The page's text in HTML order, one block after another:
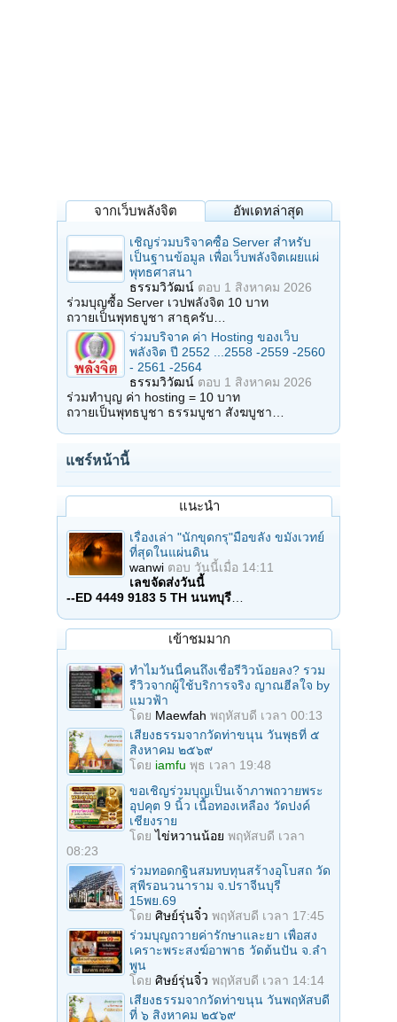
จากเว็บพลังจิต อัพเดทล่าสุด
เชิญร่วมบริจาคซื้อ Server สำหรับ
เป็นฐานข้อมูล เพื่อเว็บพลังจิตเผยแผ่
พุทธศาสนา
ธรรมวิวัฒน์ ตอบ 1 สิงหาคม 2026
ร่วมบุญซื้อ Server เวปพลังจิต 10 บาท
ถวายเป็นพุทธบูชา สาธุครับ…
ร่วมบริจาค ค่า Hosting ของเว็บ
พลังจิต ปี 2552 ...2558 -2559 -2560
- 2561 -2564
ธรรมวิวัฒน์ ตอบ 1 สิงหาคม 2026
ร่วมทำบุญ ค่า hosting = 10 บาท
ถวายเป็นพุทธบูชา ธรรมบูชา สังฆบูชา…
แชร์หน้านี้
แนะนำ
เรื่องเล่า "นักขุดกรุ"มือขลัง ขมังเวทย์
ที่สุดในแผ่นดิน
wanwi ตอบ วันนี้เมื่อ 14:11
เลขจัดส่งวันนี้
--ED 4449 9183 5 TH นนทบุรี
เข้าชมมาก
ทำไมวันนี้คนถึงเชื่อรีวิวน้อยลง? รวม
รีวิวจากผู้ใช้บริการจริง ญาณฮีลใจ by
แมวฟ้า
โดย Maewfah พฤหัสบดี เวลา 00:13
เสียงธรรมจากวัดท่าขนุน วันพุธที่ ๕
สิงหาคม ๒๕๖๙
โดย iamfu พุธ เวลา 19:48
ขอเชิญร่วมบุญเป็นเจ้าภาพถวายพระ
อุปคุต 9 นิ้ว เนื้อทองเหลือง วัดปงค์
เชียงราย
โดยไข่หวานน้อย พฤหัสบดี เวลา
08:23
ร่วมทอดกฐินสมทบทุนสร้างอุโบสถ วัด
สุพีรอนวนาราม จ.ปราจีนบุรี
15พย.69
โดย ศิษย์รุ่นจิ๋ว พฤหัสบดี เวลา 17:45
ร่วมบุญถวายค่ารักษาและยา เพื่อสง
เคราะพระสงฆ์อาพาธ วัดต้นปัน จ.ลํา
พูน
โดย ศิษย์รุ่นจิ๋ว พฤหัสบดี เวลา 14:14
เสียงธรรมจากวัดท่าขนุน วันพฤหัสบดี
ที่ ๖ สิงหาคม ๒๕๖๙